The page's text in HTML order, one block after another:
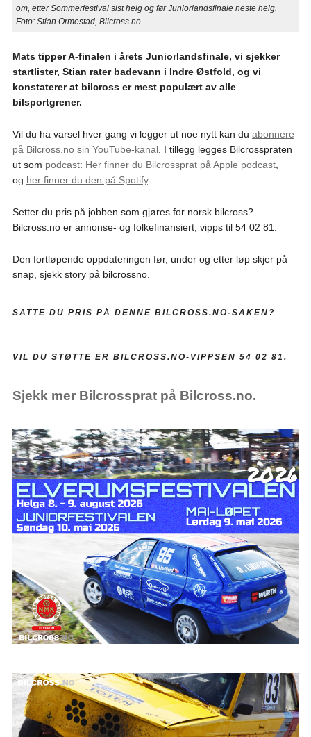
om, etter Sommerfestival sist helg og før Juniorlandsfinale neste helg.
Foto: Stian Ormestad, Bilcross.no.
Mats tipper A-finalen i årets Juniorlandsfinale, vi sjekker
startlister, Stian rater badevann i Indre Østfold, og vi
konstaterer at bilcross er mest populært av alle
bilsportgrener.
Vil du ha varsel hver gang vi legger ut noe nytt kan du abonnere
på Bilcross.no sin YouTube-kanal. I tillegg legges Bilcrosspraten
ut som podcast: Her finner du Bilcrossprat på Apple podcast,
og her finner du den på Spotify.
Setter du pris på jobben som gjøres for norsk bilcross?
Bilcross.no er annonse- og folkefinansiert, vipps til 54 02 81.
Den fortløpende oppdateringen før, under og etter løp skjer på
snap, sjekk story på bilcrossno.
SATTE DU PRIS PÅ DENNE BILCROSS.NO-SAKEN?
VIL DU STØTTE ER BILCROSS.NO-VIPPSEN 54 02 81.
Sjekk mer Bilcrossprat på Bilcross.no.